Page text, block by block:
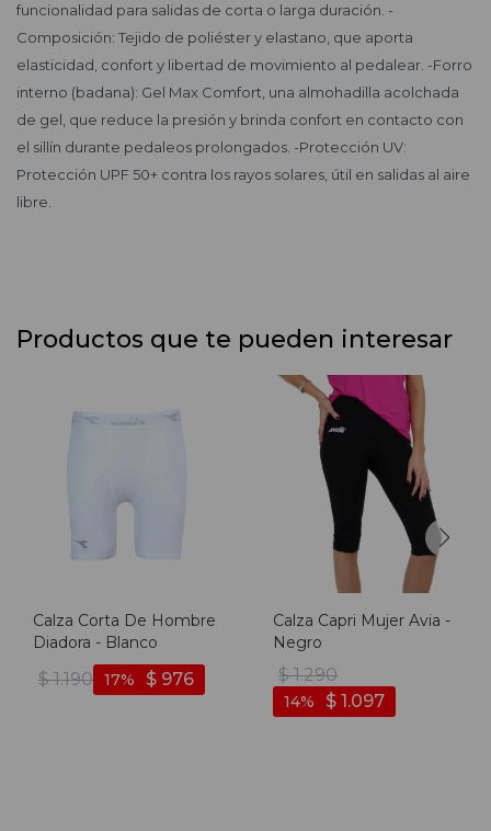
funcionalidad para salidas de corta o larga duración. -
Composición: Tejido de poliéster y elastano, que aporta
elasticidad, confort y libertad de movimiento al pedalear. -Forro
interno (badana): Gel Max Comfort, una almohadilla acolchada
de gel, que reduce la presión y brinda confort en contacto con
el sillín durante pedaleos prolongados. -Protección UV:
Protección UPF 50+ contra los rayos solares, útil en salidas al aire
libre.
Productos que te pueden interesar
Calza Corta De Hombre
Diadora - Blanco
$ 1.190 $ 976
17
Calza Capri Mujer Avia -
Negro
$ 1.290
$ 1.097
14